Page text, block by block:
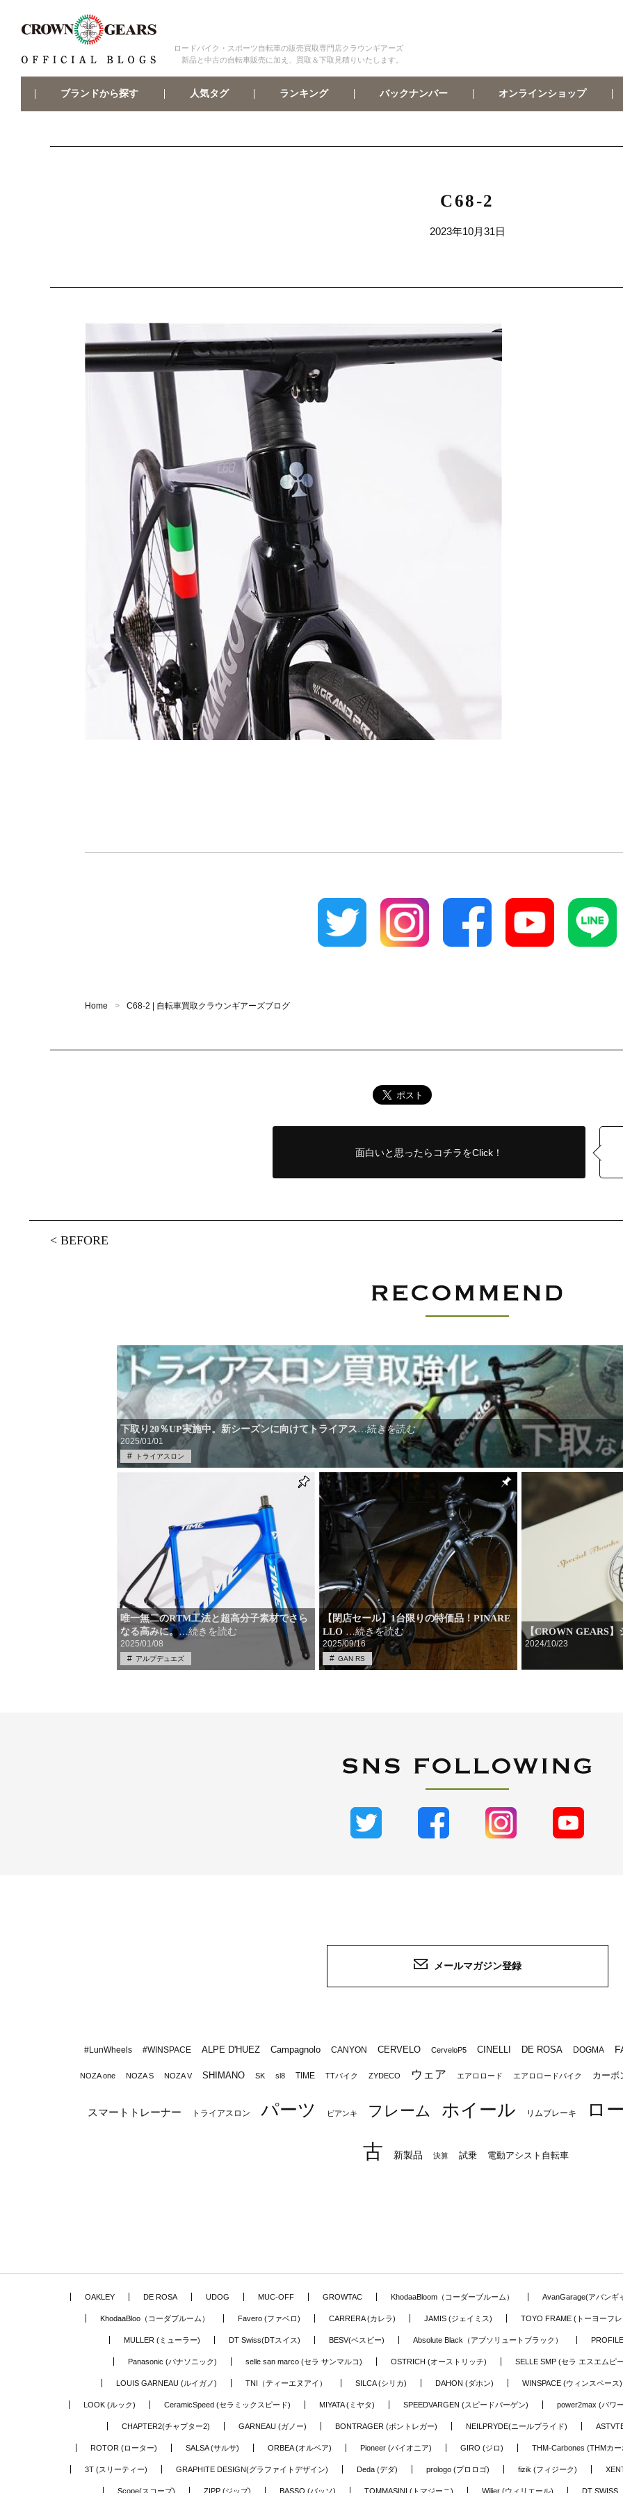
ロードバイク・スポーツ自転車の販売買取専門店クラウンギアーズ
新品と中古の自転車販売に加え、買取＆下取見積りいたします。
ブランドから探す 人気タグ ランキング バックナンバー オンラインショップ
C68-2
2023年10月31日
Home C68-2 | 自転車買取クラウンギアーズブログ
面白いと思ったら コチラをClick！
<BEFORE
下取り20％UP実施中。新シーズンに向けてトライアス…続きを読む
2025/01/01
トライアスロン
唯一無二のRTM工法と超高分子素材でさら
なる高みに。…続きを読む
2025/01/08
アルプデュエズ
【閉店セール】1台限りの特価品！PINARE
LLO …続きを読む
2025/09/16
GAN RS
【CROWN GEARS
2024/10/23
メールマガジン登録
#LunWheels #WINSPACE ALPE D'HUEZ Campagnolo CANYON CERVELO CerveloP5 CINELLI DE ROSA DOGMA
NOZA one NOZA S NOZA V SHIMANO SK sl8 TIME TTバイク ZYDECO ウェア エアロロード エアロロードバイク カーボ
スマートトレーナー トライアスロン パーツ ビアンキ フレーム ホイール リムブレーキ ロ
古 新製品 決算 試乗 電動アシスト自転車
OAKLEY DE ROSA UDOG MUC-OFF GROWTAC KhodaaBloom（コーダーブルーム） AvanGarage(アバンギ
KhodaaBloo（コーダブルーム） Favero (ファベロ) CARRERA (カレラ) JAMIS (ジェイミス) TOYO FRAME (トーヨーフ
MULLER (ミューラー) DT Swiss(DTスイス) BESV(ベスビー) Absolute Black（アブソリュートブラック）
Panasonic (パナソニック) selle san marco (セラ サンマルコ) OSTRICH (オーストリッチ) SELLE SMP (セラ エスエムピ
LOUIS GARNEAU (ルイガノ) TNI（ティーエヌアイ） SILCA (シリカ) DAHON (ダホン) WINSPACE (ウィンスペース)
LOOK (ルック) CeramicSpeed (セラミックスピード) MIYATA (ミヤタ) SPEEDVARGEN (スピードバーゲン) power2max (パワ
CHAPTER2(チャプター2) GARNEAU (ガノー) BONTRAGER (ボントレガー) NEILPRYDE(ニールプライド)
ROTOR (ローター) SALSA (サルサ) ORBEA (オルベア) Pioneer (パイオニア) GIRO (ジロ) THM-Carbones (THMカ
3T (スリーティー) GRAPHITE DESIGN(グラファイトデザイン) Deda (デダ) prologo (プロロゴ) fizik (フィジーク)
Scope(スコープ) ZIPP (ジップ) BASSO (バッソ) TOMMASINI (トマジーニ) Wilier (ウィリエール) DT SWISS